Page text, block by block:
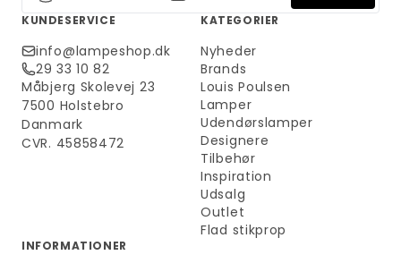
KUNDESERVICE
info@lampeshop.dk
29 33 10 82
Måbjerg Skolevej 23
7500 Holstebro
Danmark
CVR. 45858472
KATEGORIER
Nyheder
Brands
Louis Poulsen
Lamper
Udendørslamper
Designere
Tilbehør
Inspiration
Udsalg
Outlet
Flad stikprop
INFORMATIONER